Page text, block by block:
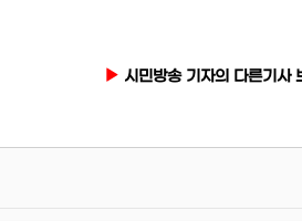
시민방송 기자의 다른기사